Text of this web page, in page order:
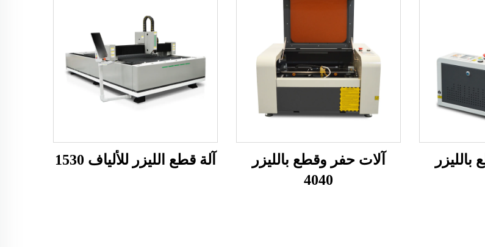
آلات حفر وقطع بالليزر
4040
آلة قطع الليزر للألياف 1530